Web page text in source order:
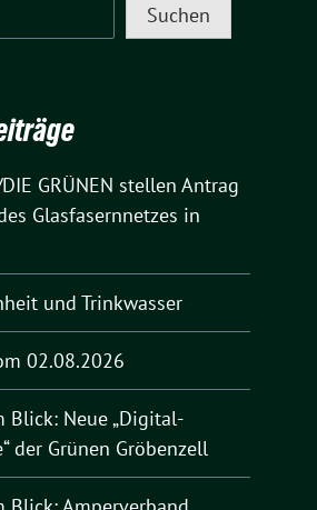
Suchen
GRÜNEN stellen Antrag
Glasfasernnetzes in
und Trinkwasser
02.08.2026
Blick: Neue „Digital-
der Grünen Gröbenzell